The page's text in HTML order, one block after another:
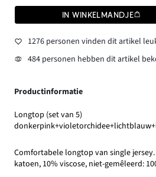
IN WINKELMANDJE
1276 personen vinden dit artikel
484 personen hebben dit artikel
Productinformatie
Longtop (set van 5)
Comfortabele longtop van single
katoen, 10% viscose, niet-gemêleerd: